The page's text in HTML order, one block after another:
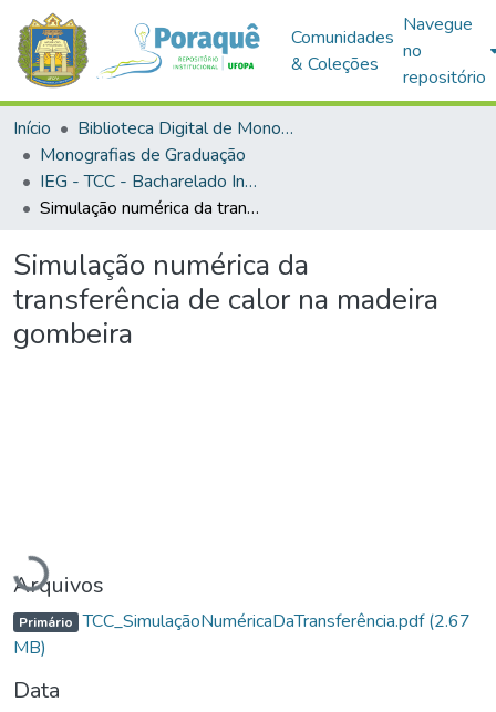
Comunidades
& Coleções
Navegue
no
repositório
Início
Biblioteca Digital de Monografias (BDM)
Monografias de Graduação
IEG - TCC - Bacharelado Interdisciplinar em Ciência e Tecnologia
Simulação numérica da transferência de calor na madeira gombeira
Simulação numérica da
transferência de calor na madeira
gombeira
Carregando...
Arquivos
Primário TCC_SimulaçãoNuméricaDaTransferência.pdf(2.67
MB)
Data